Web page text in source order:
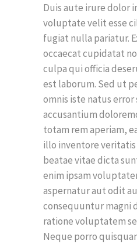
Duis aute irure dolor
voluptate velit esse
fugiat nulla pariatur.
occaecat cupidatat
culpa qui officia
est laborum. Sed ut
omnis iste natus
accusantium
totam rem aperiam,
illo inventore
beatae vitae dicta
enim ipsam
aspernatur aut odit
consequuntur magni
ratione voluptatem
Neque porro